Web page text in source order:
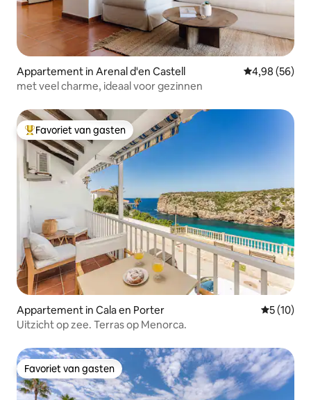
Appartement in Arenal d'en Castell Gemiddelde
4,98 (56)
met veel charme, ideaal voor gezinnen
Topfavoriet van gasten
Favoriet van gasten
Appartement in Cala en Porter
5 (10)
Uitzicht op zee. Terras op Menorca.
Favoriet van gasten
Favoriet van gasten